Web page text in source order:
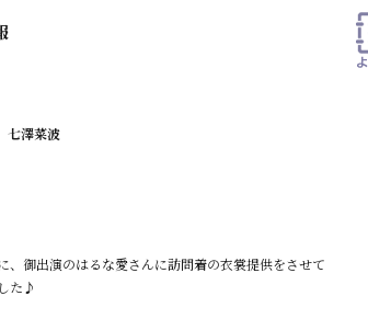
七澤菜波
、御出演のはるな愛さんに訪問着の衣裳提供をさせて
た♪